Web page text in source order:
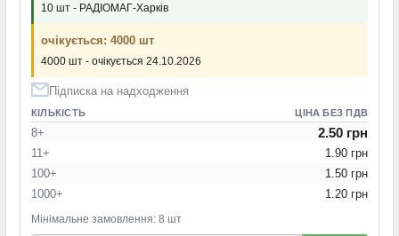
10 шт - РАДІОМАГ-Харків
очікується: 4000 шт
4000 шт - очікується 24.10.2026
Підписка на надходження
КІЛЬКІСТЬ ЦІНА БЕЗ ПДВ
8+ 2.50 грн
11+
1.90 грн
100+
1.50 грн
1000+
1.20 грн
Мінімальне замовлення: 8 шт